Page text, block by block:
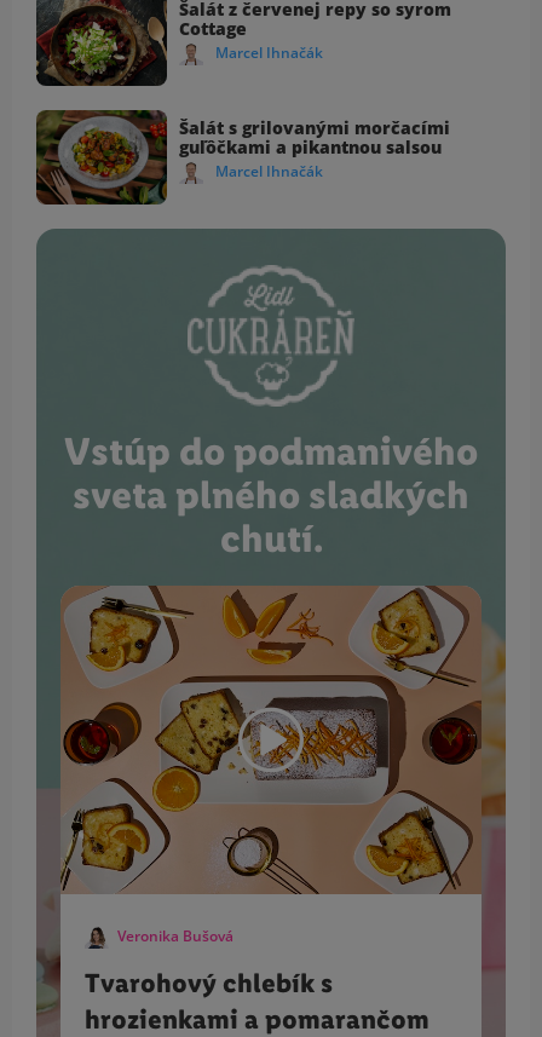
Šalát z červenej repy so syrom
Cottage
Marcel Ihnačák
Šalát s grilovanými morčacími
guľôčkami a pikantnou salsou
Marcel Ihnačák
Vstúp do podmanivého
sveta plného sladkých
chutí.
Veronika Bušová
Tvarohový chlebík s
hrozienkami a pomarančom